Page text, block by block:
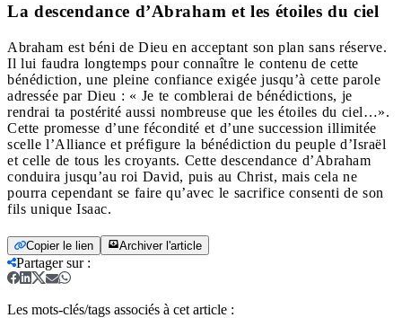
La descendance d’Abraham et les étoiles du ciel
Abraham est béni de Dieu en acceptant son plan sans réserve.
Il lui faudra longtemps pour connaître le contenu de cette
bénédiction, une pleine confiance exigée jusqu’à cette parole
adressée par Dieu : « Je te comblerai de bénédictions, je
rendrai ta postérité aussi nombreuse que les étoiles du ciel…».
Cette promesse d’une fécondité et d’une succession illimitée
scelle l’Alliance et préfigure la bénédiction du peuple d’Israël
et celle de tous les croyants. Cette descendance d’Abraham
conduira jusqu’au roi David, puis au Christ, mais cela ne
pourra cependant se faire qu’avec le sacrifice consenti de son
fils unique Isaac.
Copier le lien Archiver l'article
Partager sur:
Les mots-clés/tags associés à cet article :